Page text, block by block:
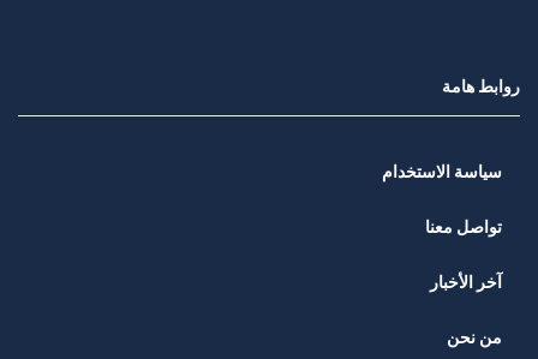
روابط هامة
سياسة الاستخدام
تواصل معنا
آخر الأخبار
من نحن